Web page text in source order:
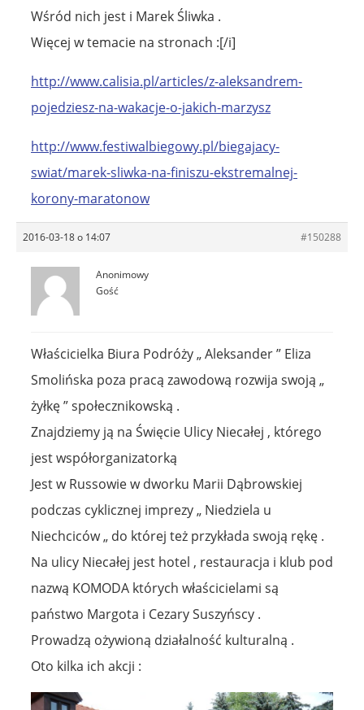
Wśród nich jest i Marek Śliwka .
Więcej w temacie na stronach :[/i]
http://www.calisia.pl/articles/z-aleksandrem-
pojedziesz-na-wakacje-o-jakich-marzysz
http://www.festiwalbiegowy.pl/biegajacy-
swiat/marek-sliwka-na-finiszu-ekstremalnej-
korony-maratonow
2016-03-18 o 14:07 #150288
Anonimowy
Gość
Właścicielka Biura Podróży „ Aleksander ” Eliza
Smolińska poza pracą zawodową rozwija swoją „
żyłkę ” społecznikowską .
Znajdziemy ją na Święcie Ulicy Niecałej , którego
jest współorganizatorką
Jest w Russowie w dworku Marii Dąbrowskiej
podczas cyklicznej imprezy „ Niedziela u
Niechciców „ do której też przykłada swoją rękę .
Na ulicy Niecałej jest hotel , restauracja i klub pod
nazwą KOMODA których właścicielami są
państwo Margota i Cezary Suszyńscy .
Prowadzą ożywioną działalność kulturalną .
Oto kilka ich akcji :